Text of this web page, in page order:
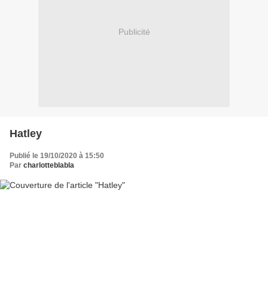
Publicité
Hatley
Publié le 19/10/2020 à 15:50
Par charlotteblabla